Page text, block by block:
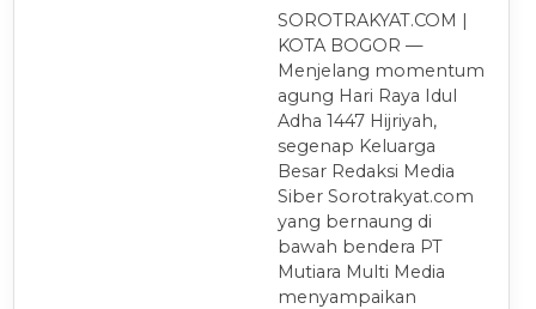
SOROTRAKYAT.COM |
KOTA BOGOR —
Menjelang momentum
agung Hari Raya Idul
Adha 1447 Hijriyah,
segenap Keluarga
Besar Redaksi Media
Siber Sorotrakyat.com
yang bernaung di
bawah bendera PT
Mutiara Multi Media
menyampaikan